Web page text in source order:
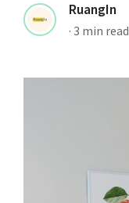
RuangIn
· 3 min read